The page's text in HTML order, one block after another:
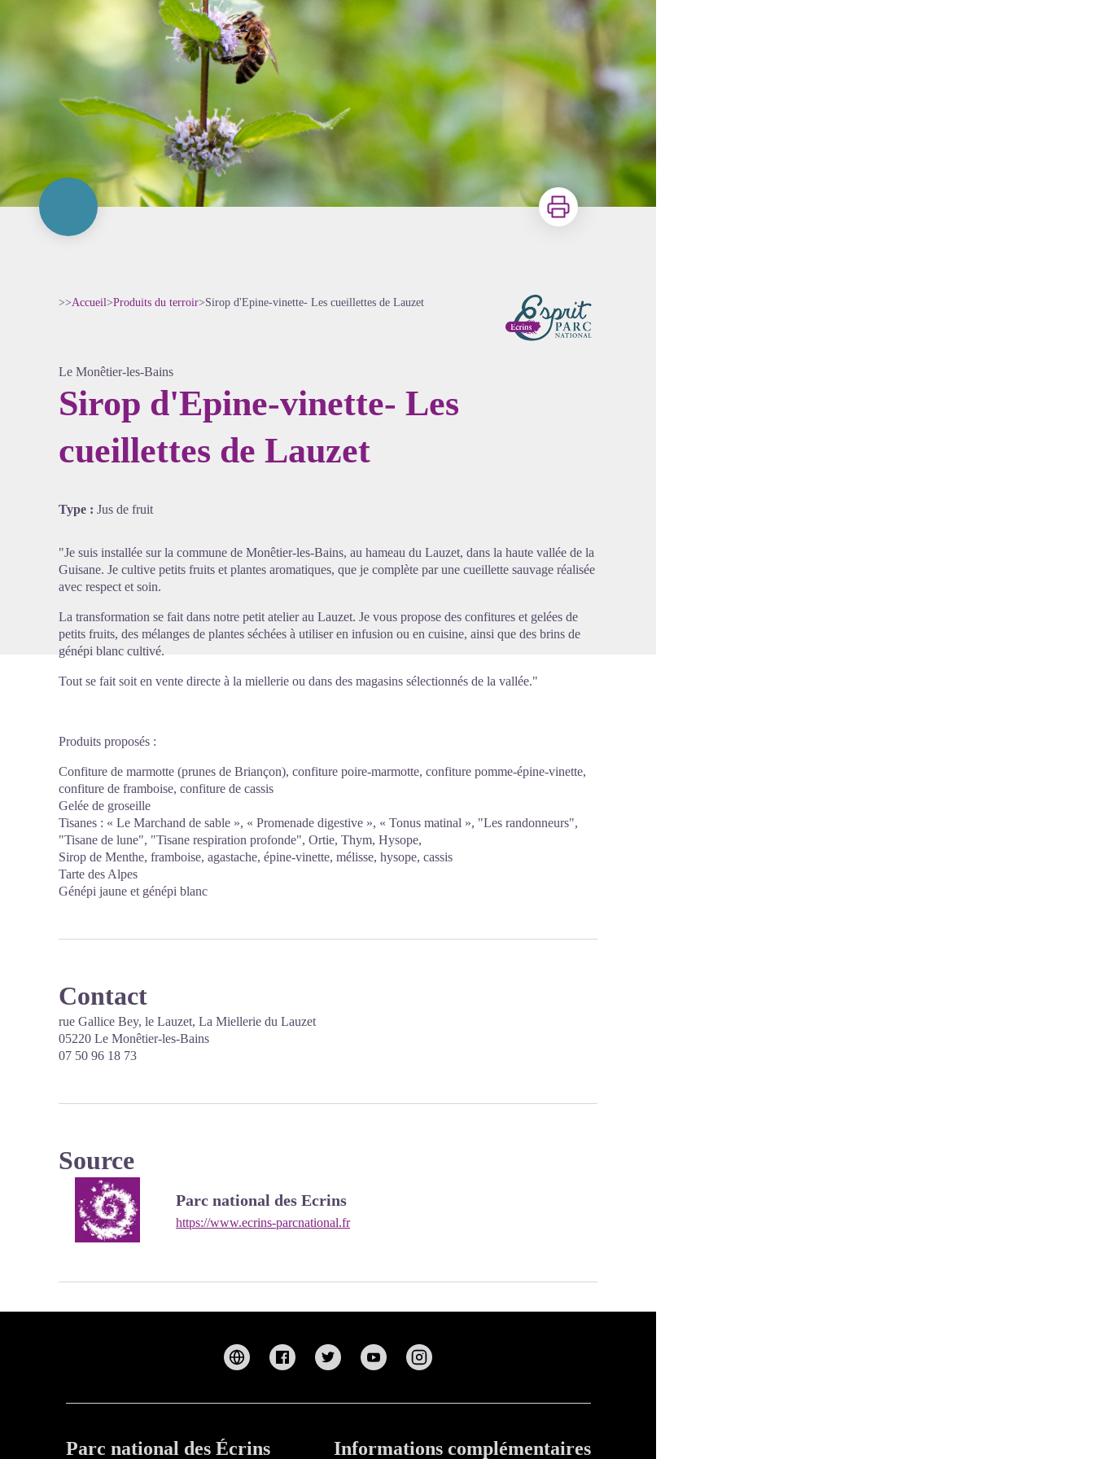
Voir l'image en plein écran
Imprimer
>>Accueil>Produits du terroir>Sirop d'Epine-vinette- Les cueillettes de Lauzet
Le Monêtier-les-Bains
Sirop d'Epine-vinette- Les
cueillettes de Lauzet
Type : Jus de fruit
"Je suis installée sur la commune de Monêtier-les-Bains, au hameau du Lauzet, dans la haute vallée de la
Guisane. Je cultive petits fruits et plantes aromatiques, que je complète par une cueillette sauvage réalisée
avec respect et soin.
La transformation se fait dans notre petit atelier au Lauzet. Je vous propose des confitures et gelées de
petits fruits, des mélanges de plantes séchées à utiliser en infusion ou en cuisine, ainsi que des brins de
génépi blanc cultivé.
Tout se fait soit en vente directe à la miellerie ou dans des magasins sélectionnés de la vallée."
Produits proposés :
Confiture de marmotte (prunes de Briançon), confiture poire-marmotte, confiture pomme-épine-vinette,
confiture de framboise, confiture de cassis
Gelée de groseille
Tisanes : « Le Marchand de sable », « Promenade digestive », « Tonus matinal », "Les randonneurs",
"Tisane de lune", "Tisane respiration profonde", Ortie, Thym, Hysope,
Sirop de Menthe, framboise, agastache, épine-vinette, mélisse, hysope, cassis
Tarte des Alpes
Génépi jaune et génépi blanc
Contact
rue Gallice Bey, le Lauzet, La Miellerie du Lauzet
05220 Le Monêtier-les-Bains
07 50 96 18 73
Source
Parc national des Ecrins
https://www.ecrins-parcnational.fr
Parc national des Écrins Informations complémentaires